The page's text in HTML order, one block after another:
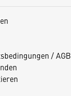
/ AGB